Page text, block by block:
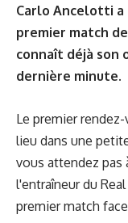
Carlo Ancelotti a
premier match
connaît déjà son
dernière minute.
Le premier
lieu dans une
vous attendez pas
l'entraîneur du
premier match